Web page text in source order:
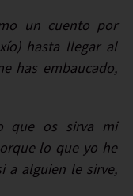
un cuento por
hasta llegar al
has embaucado,
que os sirva mi
lo que yo he
a alguien le sirve,